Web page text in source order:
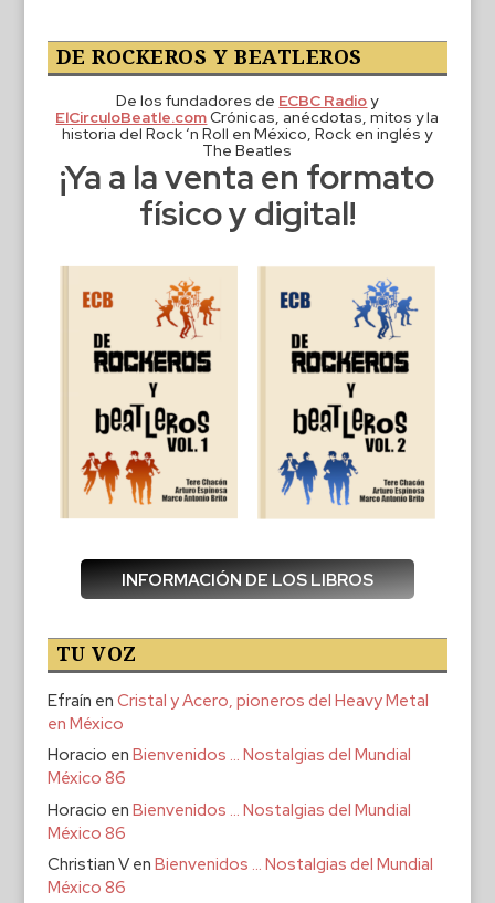
DE ROCKEROS Y BEATLEROS
De los fundadores de ECBC Radioy
ElCirculoBeatle.comCrónicas, anécdotas, mitos y la
historia del Rock ‘n Roll en México, Rock en inglés y
The Beatles
¡Ya a la venta en formato
físico y digital!
INFORMACIÓN DE LOS LIBROS
TU VOZ
Efraín en Cristal y Acero, pioneros del Heavy Metal
en México
Horacio en Bienvenidos … Nostalgias del Mundial
México 86
Horacio en Bienvenidos … Nostalgias del Mundial
México 86
Christian Ven Bienvenidos … Nostalgias del Mundial
México 86